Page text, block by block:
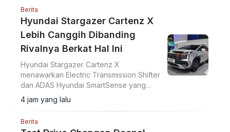
Berita
Hyundai Stargazer Cartenz X
Lebih Canggih Dibanding
Rivalnya Berkat Hal Ini
Hyundai Stargazer Cartenz X
menawarkan Electric Transmission Shifter
dan ADAS Hyundai SmartSense yang
lebih lengkap. Simak harga Hyundai
Stargazer Cartenz X terbaru mulai Rp350
4 jam yang lalu
Berita